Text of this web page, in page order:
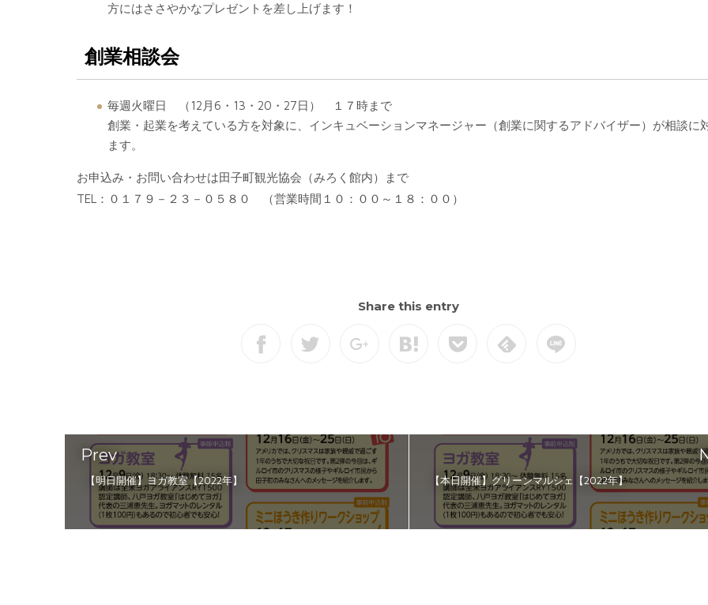
方にはささやかなプレゼントを差し上げます！
創業相談会
毎週火曜日 （12月6・13・20・27日） １７時まで
創業・起業を考えている方を対象に、インキュベーションマネージャー（創業に関するアドバイザー）が相談に
ます。
お申込み・お問い合わせは田子町観光協会（みろく館内）まで
TEL：０１７９－２３－０５８０ （営業時間１０：００～１８：００）
Share this entry
Prev
【明日開催】ヨガ教室【2022年】 【本日開催】グリーンマルシェ【2022年】